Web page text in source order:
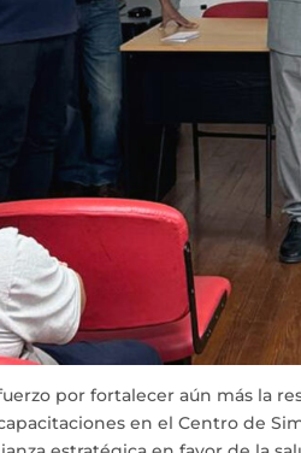
por fortalecer aún más la
en el Centro de